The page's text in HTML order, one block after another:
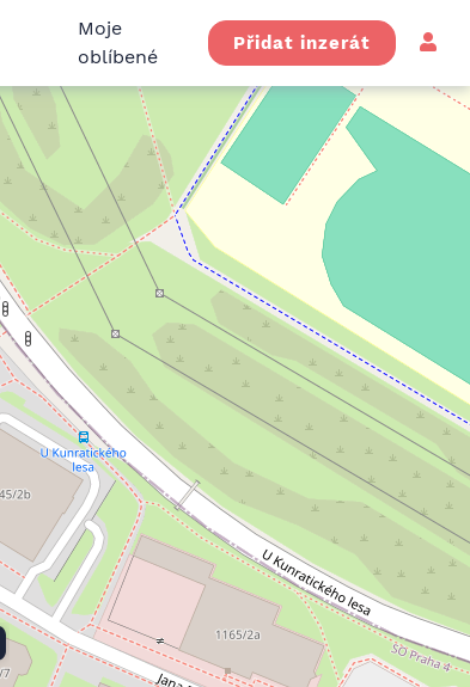
Moje
oblíbené
Přidat inzerát